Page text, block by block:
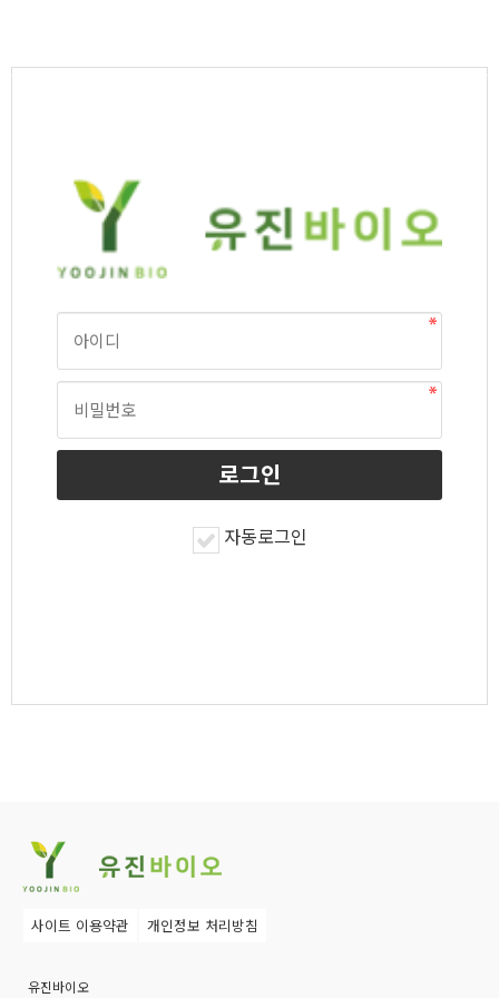
자동로그인
사이트 이용약관 개인정보 처리방침
유진바이오